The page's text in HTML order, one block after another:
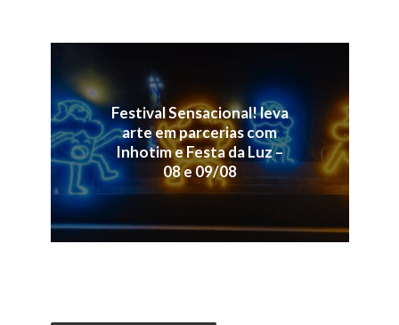
Festival Sensacional! leva
arte em parcerias com
Inhotim e Festa da Luz –
08 e 09/08